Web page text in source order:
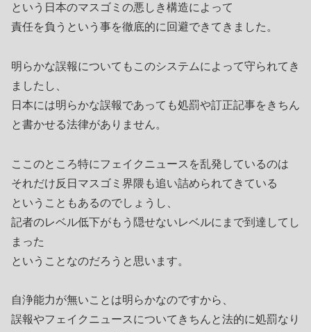
という日本のマスゴミの悪しき構造によって
責任を負うという事を徹底的に回避できてきました。
明らかな誤報についてもこのシステムによって守られてき
ましたし、
日本には明らかな誤報であっても処罰や訂正記事をきちん
と書かせる法律がありません。
ここのところ特にフェイクニュースを乱発しているのは
それだけ反日マスゴミ界隈も追い詰められてきている
ということもあるのでしょうし、
記者のレベル低下がもう隠せないレベルにまで到達してし
まった
ということなのだろうと思います。
自浄能力が無いことは明らかなのですから、
誤報やフェイクニュースについてきちんと法的に処罰なり